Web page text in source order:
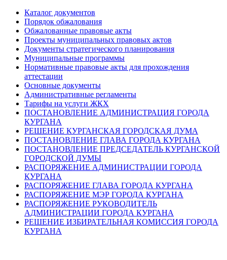
Каталог документов
Порядок обжалования
Обжалованные правовые акты
Проекты муниципальных правовых актов
Документы стратегического планирования
Муниципальные программы
Нормативные правовые акты для прохождения
аттестации
Основные документы
Административные регламенты
Тарифы на услуги ЖКХ
ПОСТАНОВЛЕНИЕ АДМИНИСТРАЦИЯ ГОРОДА
КУРГАНА
РЕШЕНИЕ КУРГАНСКАЯ ГОРОДСКАЯ ДУМА
ПОСТАНОВЛЕНИЕ ГЛАВА ГОРОДА КУРГАНА
ПОСТАНОВЛЕНИЕ ПРЕДСЕДАТЕЛЬ КУРГАНСКОЙ
ГОРОДСКОЙ ДУМЫ
РАСПОРЯЖЕНИЕ АДМИНИСТРАЦИИ ГОРОДА
КУРГАНА
РАСПОРЯЖЕНИЕ ГЛАВА ГОРОДА КУРГАНА
РАСПОРЯЖЕНИЕ МЭР ГОРОДА КУРГАНА
РАСПОРЯЖЕНИЕ РУКОВОДИТЕЛЬ
АДМИНИСТРАЦИИ ГОРОДА КУРГАНА
РЕШЕНИЕ ИЗБИРАТЕЛЬНАЯ КОМИССИЯ ГОРОДА
КУРГАНА